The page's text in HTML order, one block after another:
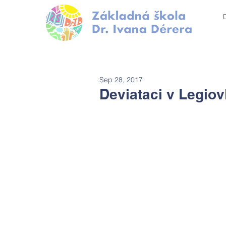
Deviataci v
Sep 28, 2017